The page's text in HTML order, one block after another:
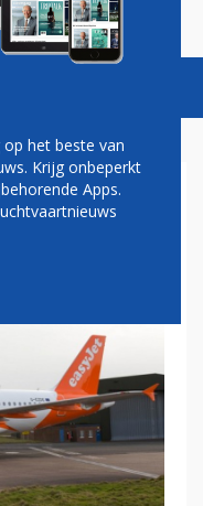
Vacatures
het beste van
Krijg onbeperkt
Apps.